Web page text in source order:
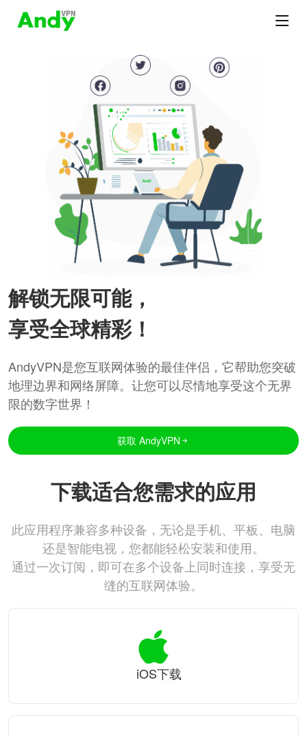
解锁无限可能，
享受全球精彩！
AndyVPN是您互联网体验的最佳伴侣，它帮助您突破
地理边界和网络屏障。让您可以尽情地享受这个无界
限的数字世界！
获取 AndyVPN
下载适合您需求的应用
此应用程序兼容多种设备，无论是手机、平板、电脑
还是智能电视，您都能轻松安装和使用。
通过一次订阅，即可在多个设备上同时连接，享受无
缝的互联网体验。
iOS下载